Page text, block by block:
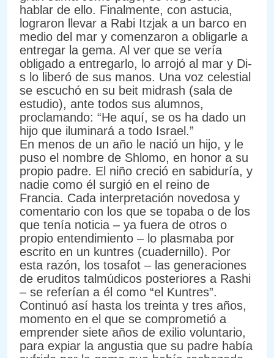
hablar de ello. Finalmente, con astucia,
lograron llevar a Rabi Itzjak a un barco en
medio del mar y comenzaron a obligarle a
entregar la gema. Al ver que se vería
obligado a entregarlo, lo arrojó al mar y Di-
s lo liberó de sus manos. Una voz celestial
se escuchó en su beit midrash (sala de
estudio), ante todos sus alumnos,
proclamando: “He aquí, se os ha dado un
hijo que iluminará a todo Israel.”
En menos de un año le nació un hijo, y le
puso el nombre de Shlomo, en honor a su
propio padre. El niño creció en sabiduría, y
nadie como él surgió en el reino de
Francia. Cada interpretación novedosa y
comentario con los que se topaba o de los
que tenía noticia – ya fuera de otros o
propio entendimiento – lo plasmaba por
escrito en un kuntres (cuadernillo). Por
esta razón, los tosafot – las generaciones
de eruditos talmúdicos posteriores a Rashi
– se referían a él como “el Kuntres”.
Continuó así hasta los treinta y tres años,
momento en el que se comprometió a
emprender siete años de exilio voluntario,
para expiar la angustia que su padre había